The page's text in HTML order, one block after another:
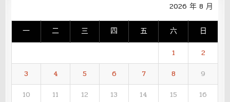
2026 年 8 月
一 二 三 四 五 六 日
1
2
3
4 5 6 7 8
9
10
11 12 13 14 15
16